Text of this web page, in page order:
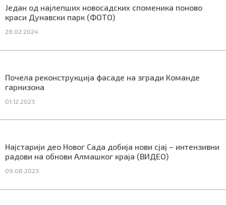
Један од најлепших новосадских споменика поново
краси Дунавски парк (ФОТО)
28.02.2024.
Почела реконструкција фасаде на згради Команде
гарнизона
01.12.2023.
Најстарији део Новог Сада добија нови сјај – интензивни
радови на обнови Алмашког краја (ВИДЕО)
09.08.2023.
ПОДКАСТ
ЗЕЛЕНИ ГРАД
ВИДЕО
СРБИЈА
СВЕТ
СПОРТ